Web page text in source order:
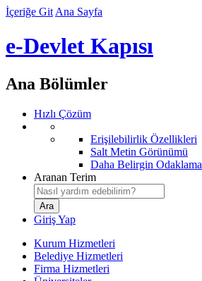
İçeriğe Git Ana Sayfa
e-Devlet Kapısı
Ana Bölümler
Hızlı Çözüm
Erişilebilirlik Özellikleri
Salt Metin Görünümü
Daha Belirgin Odaklama
Aranan Terim
Giriş Yap
Kurum Hizmetleri
Belediye Hizmetleri
Firma Hizmetleri